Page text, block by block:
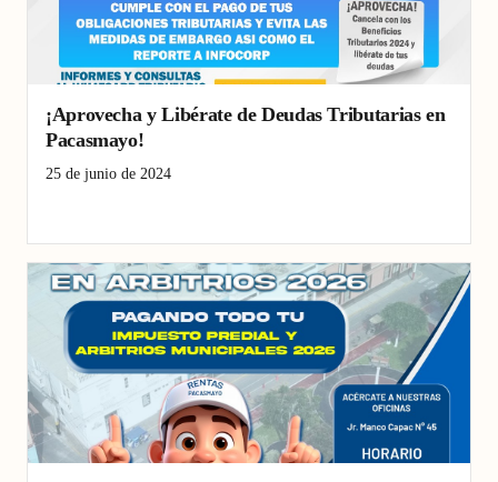
¡Aprovecha y Libérate de Deudas Tributarias en
Pacasmayo!
25 de junio de 2024